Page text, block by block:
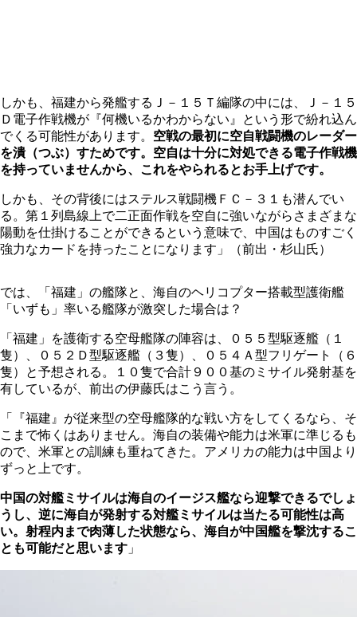
しかも、福建から発艦するＪ－１５Ｔ編隊の中には、Ｊ－１５
Ｄ電子作戦機が『何機いるかわからない』という形で紛れ込ん
でくる可能性があります。 空戦の最初に空自戦闘機のレーダー
を潰（つぶ）すためです。空自は十分に対処できる電子作戦機
を持っていませんから、これをやられるとお手上げです。
しかも、その背後にはステルス戦闘機ＦＣ－３１も潜んでい
る。第１列島線上で二正面作戦を空自に強いながらさまざまな
陽動を仕掛けることができるという意味で、中国はものすごく
強力なカードを持ったことになります」（前出・杉山氏）
では、「福建」の艦隊と、海自のヘリコプター搭載型護衛艦
「いずも」率いる艦隊が激突した場合は？
「福建」を護衛する空母艦隊の陣容は、０５５型駆逐艦（１
隻）、０５２Ｄ型駆逐艦（３隻）、０５４Ａ型フリゲート（６
隻）と予想される。１０隻で合計９００基のミサイル発射基を
有しているが、前出の伊藤氏はこう言う。
「『福建』が従来型の空母艦隊的な戦い方をしてくるなら、そ
こまで怖くはありません。海自の装備や能力は米軍に準じるも
ので、米軍との訓練も重ねてきた。アメリカの能力は中国より
ずっと上です。
中国の対艦ミサイルは海自のイージス艦なら迎撃できるでしょ
うし、逆に海自が発射する対艦ミサイルは当たる可能性は高
い。射程内まで肉薄した状態なら、海自が中国艦を撃沈するこ
とも可能だと思います 」